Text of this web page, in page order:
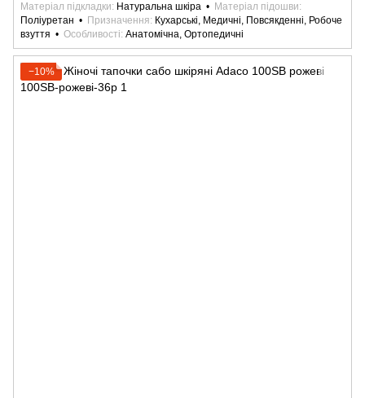
Матеріал підкладки
Натуральна шкіра
Матеріал підошви
Поліуретан
Призначення
Кухарські, Медичні, Повсякденні, Робоче
взуття
Особливості Анатомічна, Ортопедичні
−10%